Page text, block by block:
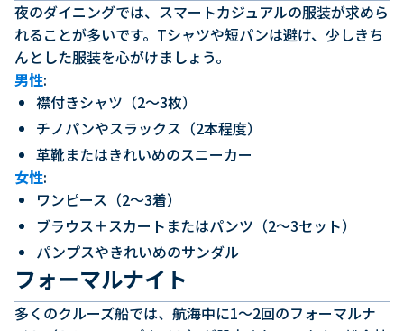
夜のダイニングでは、スマートカジュアルの服装が求めら
れることが多いです。Tシャツや短パンは避け、少しきち
んとした服装を心がけましょう。
男性:
襟付きシャツ（2〜3枚）
チノパンやスラックス（2本程度）
革靴またはきれいめのスニーカー
女性:
ワンピース（2〜3着）
ブラウス＋スカートまたはパンツ（2〜3セット）
パンプスやきれいめのサンダル
フォーマルナイト
多くのクルーズ船では、航海中に1〜2回のフォーマルナ